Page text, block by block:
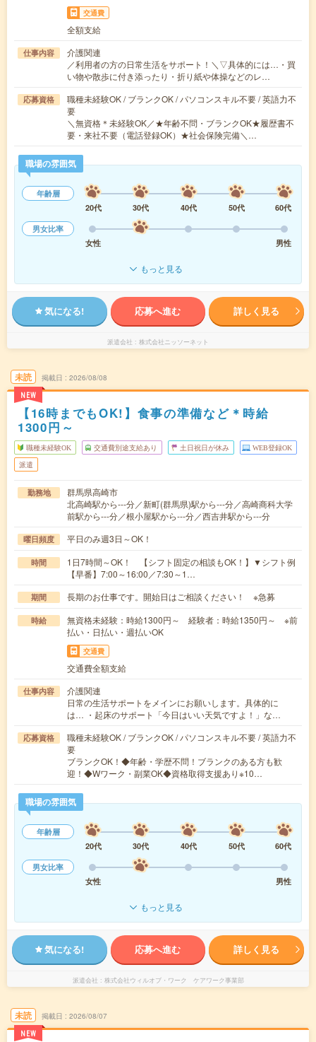
交通費
全額支給
仕事内容
介護関連
／利用者の方の日常生活をサポート！＼▽具体的には…・買
い物や散歩に付き添ったり・折り紙や体操などのレ…
応募資格
職種未経験OK / ブランクOK / パソコンスキル不要 / 英語力不
要
＼無資格＊未経験OK／★年齢不問・ブランクOK★履歴書不
要・来社不要（電話登録OK）★社会保険完備＼…
職場の雰囲気
年齢層
20代
30代 40代 50代
60代
男女比率
女性
男性
もっと見る
気になる! 応募へ進む 詳しく見る
派遣会社 株式会社ニッソーネット
未読
NEW
掲載日 2026/08/08
【16時までもOK!】食事の準備など＊時給
1300円～
職種未経験OK 交通費別途支給あり 土日祝日が休み WEB登録OK
派遣
勤務地
群馬県高崎市
北高崎駅から---分／新町(群馬県)駅から---分／高崎商科大学
前駅から---分／根小屋駅から---分／西吉井駅から---分
曜日頻度 平日のみ週3日～OK！
時間
1日7時間～OK！ 【シフト固定の相談もOK！】▼シフト例
【早番】7:00～16:00／7:30～1…
期間 長期のお仕事です。開始日はご相談ください！ ※急募
時給
無資格未経験：時給1300円～ 経験者：時給1350円～ ※前
払い・日払い・週払いOK
交通費
交通費全額支給
仕事内容
介護関連
日常の生活サポートをメインにお願いします。具体的に
は… ・起床のサポート「今日はいい天気ですよ！」な…
応募資格
職種未経験OK / ブランクOK / パソコンスキル不要 / 英語力不
要
ブランクOK！◆年齢・学歴不問！ブランクのある方も歓
迎！◆Wワーク・副業OK◆資格取得支援あり※10…
職場の雰囲気
年齢層
20代
30代 40代 50代
60代
男女比率
女性
男性
もっと見る
気になる! 応募へ進む 詳しく見る
派遣会社 株式会社ウィルオブ・ワーク ケアワーク事業部
未読
NEW
掲載日 2026/08/07